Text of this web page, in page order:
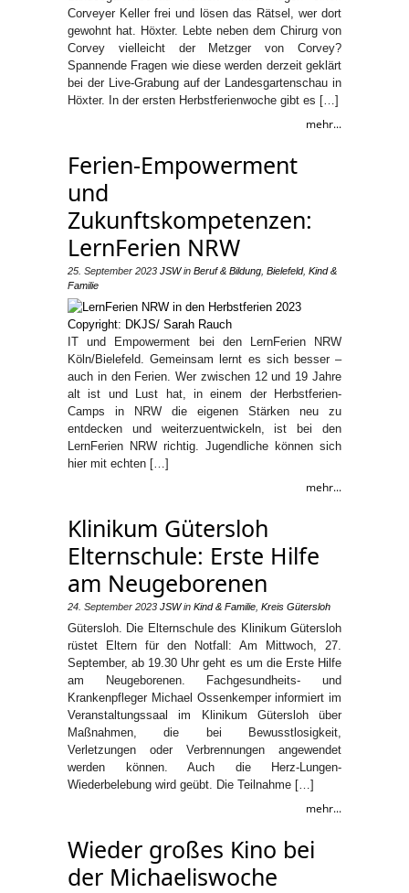
Corveyer Keller frei und lösen das Rätsel, wer dort
gewohnt hat. Höxter. Lebte neben dem Chirurg von
Corvey vielleicht der Metzger von Corvey?
Spannende Fragen wie diese werden derzeit geklärt
bei der Live-Grabung auf der Landesgartenschau in
Höxter. In der ersten Herbstferienwoche gibt es […]
mehr...
Ferien-Empowerment
und
Zukunftskompetenzen:
LernFerien NRW
25. September 2023 JSWin Beruf & Bildung Bielefeld, Kind &
Familie
IT und Empowerment bei den LernFerien NRW
Köln/Bielefeld. Gemeinsam lernt es sich besser –
auch in den Ferien. Wer zwischen 12 und 19 Jahre
alt ist und Lust hat, in einem der Herbstferien-
Camps in NRW die eigenen Stärken neu zu
entdecken und weiterzuentwickeln, ist bei den
LernFerien NRW richtig. Jugendliche können sich
hier mit echten […]
mehr...
Klinikum Gütersloh
Elternschule: Erste Hilfe
am Neugeborenen
24. September 2023 JSWin Kind & Familie Kreis Gütersloh
Gütersloh. Die Elternschule des Klinikum Gütersloh
rüstet Eltern für den Notfall: Am Mittwoch, 27.
September, ab 19.30 Uhr geht es um die Erste Hilfe
am Neugeborenen. Fachgesundheits- und
Krankenpfleger Michael Ossenkemper informiert im
Veranstaltungssaal im Klinikum Gütersloh über
Maßnahmen, die bei Bewusstlosigkeit,
Verletzungen oder Verbrennungen angewendet
werden können. Auch die Herz-Lungen-
Wiederbelebung wird geübt. Die Teilnahme […]
mehr...
Wieder großes Kino bei
der Michaeliswoche